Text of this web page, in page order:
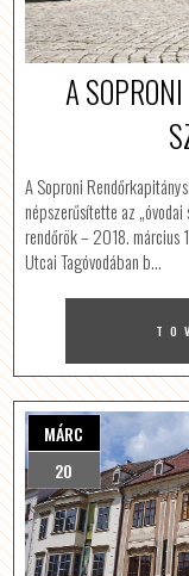
A
A Soproni
népszerűsítette az
rendőrök – 2018. március
Utcai Tagóvodában b…
MÁRC
20